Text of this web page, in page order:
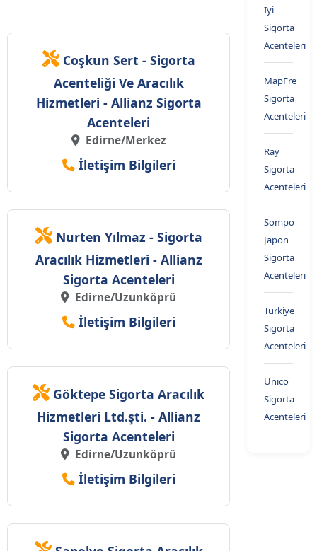
Coşkun Sert - Sigorta
Acenteliği Ve Aracılık
Hizmetleri - Allianz Sigorta
Acenteleri
Edirne/Merkez
İletişim Bilgileri
Nurten Yılmaz - Sigorta
Aracılık Hizmetleri - Allianz
Sigorta Acenteleri
Edirne/Uzunköprü
İletişim Bilgileri
Göktepe Sigorta Aracılık
Hizmetleri Ltd.şti. - Allianz
Sigorta Acenteleri
Edirne/Uzunköprü
İletişim Bilgileri
İyi
Sigorta
Acenteleri
MapFre
Sigorta
Acenteleri
Ray
Sigorta
Acenteleri
Sompo
Japon
Sigorta
Acenteleri
Türkiye
Sigorta
Acenteleri
Unico
Sigorta
Acenteleri